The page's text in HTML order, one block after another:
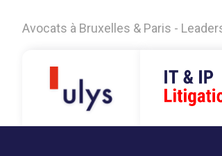
Avocats à Bruxelles & Paris -